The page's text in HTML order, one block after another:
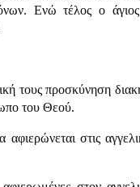
Ενώ τέλος ο άγιος
τους προσκύνηση
του Θεού.
στις